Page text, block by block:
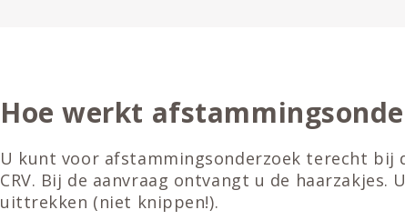
Hoe werkt
U kunt voor afstammingsonderzoek terecht bij
CRV. Bij de aanvraag ontvangt u de haarzakjes.
uittrekken (niet knippen!).